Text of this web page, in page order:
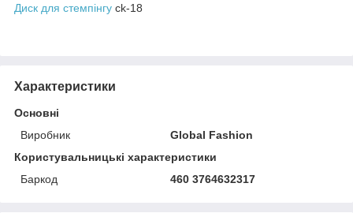
Диск для стемпінгу ck-18
Характеристики
Основні
Виробник
Global Fashion
Користувальницькі характеристики
Баркод
460 3764632317